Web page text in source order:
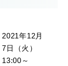
2021年12月
7日（火）
13:00～